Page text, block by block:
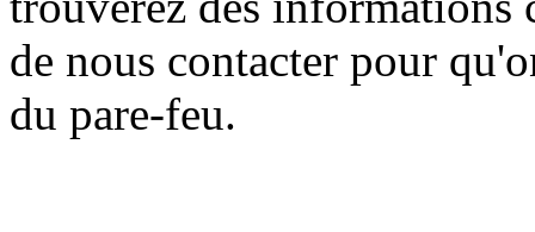
de nous contacter pour
du pare-feu.